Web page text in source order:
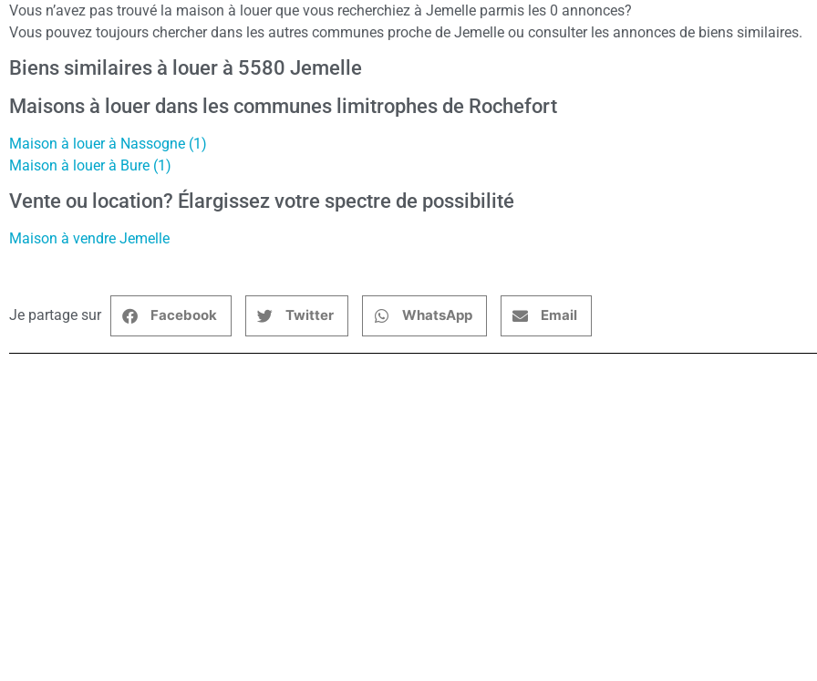
Vous n’avez pas trouvé la maison à louer que vous recherchiez à Jemelle parmis les 0 annonces?
Vous pouvez toujours chercher dans les autres communes proche de Jemelle ou consulter les annonces de biens similaires.
Biens similaires à louer à 5580 Jemelle
Maisons à louer dans les communes limitrophes de Rochefort
Maison à louer à Nassogne (1)
Maison à louer à Bure (1)
Vente ou location? Élargissez votre spectre de possibilité
Maison à vendre Jemelle
Je partage sur Facebook Twitter WhatsApp Email